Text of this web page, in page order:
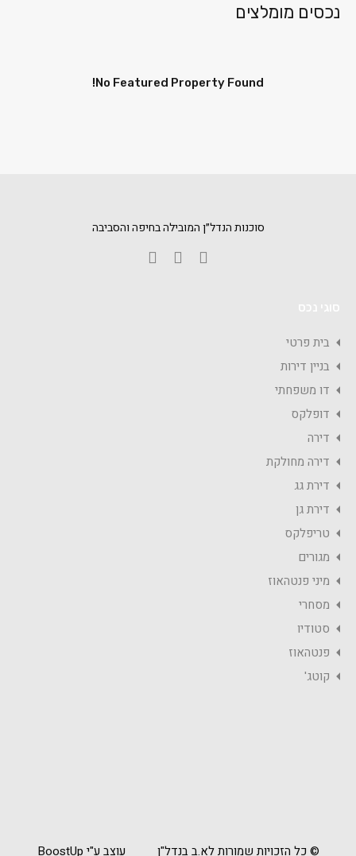
נכסים מומלצים
No Featured Property Found!
סוכנות הנדל״ן המובילה בחיפה והסביבה
בית פרטי
בניין דירות
דו משפחתי
דופלקס
דירה
דירה מחולקת
דירת גג
דירת גן
טריפלקס
מגורים
מיני פנטהאוז
מסחרי
סטודיו
פנטהאוז
קוטג'
© כל הזכויות שמורות לא.ב בנדל"ן עוצב ע"י BoostUp